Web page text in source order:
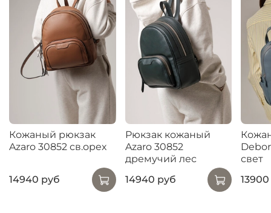
Кожаный рюкзак
Azaro 30852 св.орех
14940 руб
Рюкзак кожаный
Azaro 30852
дремучий лес
14940 руб
свет